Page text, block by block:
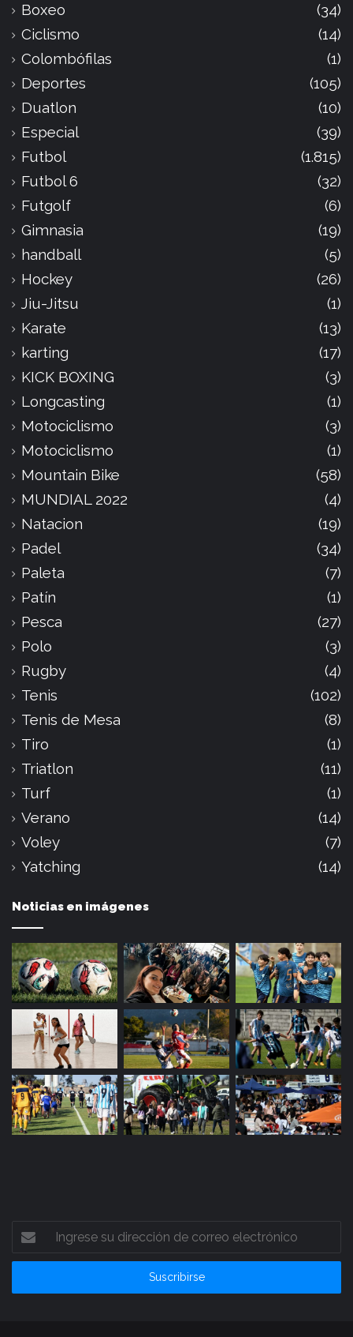
Boxeo
(34)
Ciclismo
(14)
Colombófilas
(1)
Deportes
(105)
Duatlon
(10)
Especial
(39)
Futbol
(1.815)
Futbol 6
(32)
Futgolf
(6)
Gimnasia
(19)
handball
(5)
Hockey
(26)
Jiu-Jitsu
(1)
Karate
(13)
karting
(17)
KICK BOXING
(3)
Longcasting
(1)
Motociclismo
(3)
Motociclismo
(1)
Mountain Bike
(58)
MUNDIAL 2022
(4)
Natacion
(19)
Padel
(34)
Paleta
(7)
Patín
(1)
Pesca
(27)
Polo
(3)
Rugby
(4)
Tenis
(102)
Tenis de Mesa
(8)
Tiro
(1)
Triatlon
(11)
Turf
(1)
Verano
(14)
Voley
(7)
Yatching
(14)
Noticias en imágenes
Ingrese
su
dirección
correo